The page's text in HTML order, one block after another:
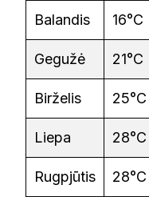
Balandis 16°C
Gegužė 21°C
Birželis 25°C
Liepa 28°C
Rugpjūtis 28°C